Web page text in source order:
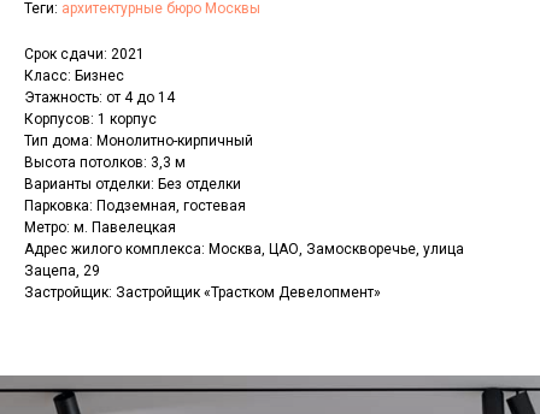
Теги: архитектурные бюро Москвы
Срок сдачи: 2021
Класс: Бизнес
Этажность: от 4 до 14
Корпусов: 1 корпус
Тип дома: Монолитно-кирпичный
Высота потолков: 3,3 м
Варианты отделки: Без отделки
Парковка: Подземная, гостевая
Метро: м. Павелецкая
Адрес жилого комплекса: Москва, ЦАО, Замоскворечье, улица
Зацепа, 29
Застройщик: Застройщик «Трастком Девелопмент»